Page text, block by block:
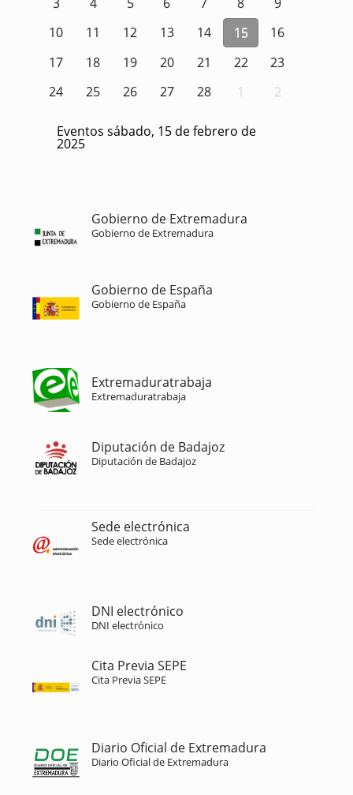
10
11 12 13 14 15
16
17
18 19 20 21 22
23
24
25 26 27 28 1 2
Eventos sábado, 15 de febrero de
2025
Gobierno de Extremadura
Gobierno de Extremadura
Gobierno de España
Gobierno de España
Extremaduratrabaja
Extremaduratrabaja
Diputación de Badajoz
Diputación de Badajoz
Sede electrónica
Sede electrónica
DNI electrónico
DNI electrónico
Cita Previa SEPE
Cita Previa SEPE
Diario Oficial de Extremadura
Diario Oficial de Extremadura